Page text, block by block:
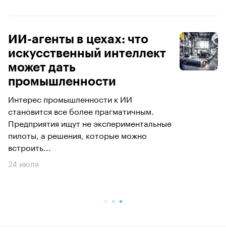
ИИ-агенты в цехах: что
искусственный интеллект
может дать
промышленности
Интерес промышленности к ИИ
становится все более прагматичным.
Предприятия ищут не экспериментальные
пилоты, а решения, которые можно
встроить...
24 июля